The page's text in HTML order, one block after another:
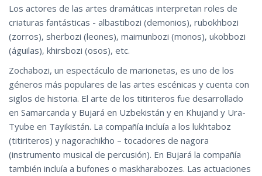
Los actores de las artes dramáticas interpretan roles de
criaturas fantásticas - albastibozi (demonios)‚ rubokhbozi
(zorros)‚ sherbozi (leones)‚ maimunbozi (monos)‚ ukobbozi
(águilas)‚ khirsbozi (osos), etc.
Zochabozi, un espectáculo de marionetas, es uno de los
géneros más populares de las artes escénicas y cuenta con
siglos de historia. El arte de los titiriteros fue desarrollado
en Samarcanda y Bujará en Uzbekistán y en Khujand y Ura-
Tyube en Tayikistán. La compañía incluía a los lukhtaboz
(titiriteros) y nagorachikho – tocadores de nagora
(instrumento musical de percusión). En Bujará la compañía
también incluía a bufones o maskharabozes. Las actuaciones